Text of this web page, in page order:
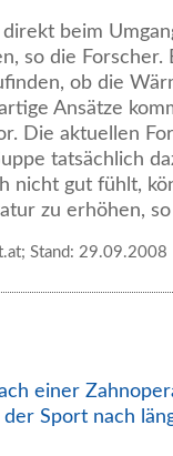
beim
so die Forscher.
ob die
Ansätze
Die aktuellen
tatsächlich
nicht gut fühlt,
zu erhöhen,
Stand: 29.09.2008
einer
Sport nach